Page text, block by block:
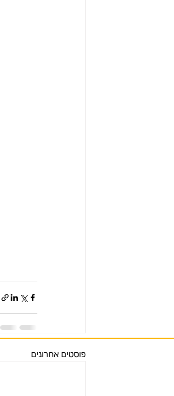
פוסטים אחרונים